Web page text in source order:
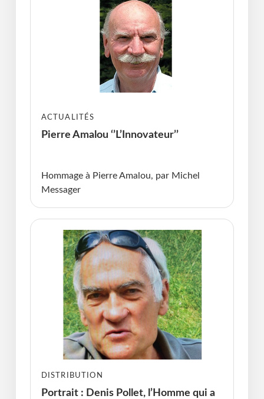
ACTUALITÉS
Pierre Amalou ‘’L’Innovateur’’
Hommage à Pierre Amalou, par Michel
Messager
DISTRIBUTION
Portrait : Denis Pollet, l’Homme qui a